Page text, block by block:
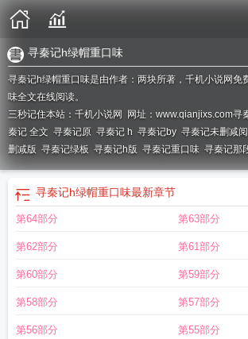
寻秦记h绿帽重口味
寻秦记h绿帽重口味是由作者：两块所著，千机小说网免
味全文在线阅读。
三秒记住本站：千机小说网 网址：www.qianjixs.com寻
秦记 全文 寻秦记原 寻秦记 h 寻秦记by 寻秦记未删减
删减版 寻秦记绿板 寻秦记h版 寻秦记重口味 寻秦记那
减寻秦记嫪毐篇寻秦记全文阅读寻秦记绿寻秦记有
寻秦记加肉 寻秦记未 寻秦记
秦记未删减
寻秦记h绿帽重口味最新章节
第64部分 第63部分
第62部分 第61部分
第60部分 第59部分
第58部分 第57部分
第56部分 第55部分